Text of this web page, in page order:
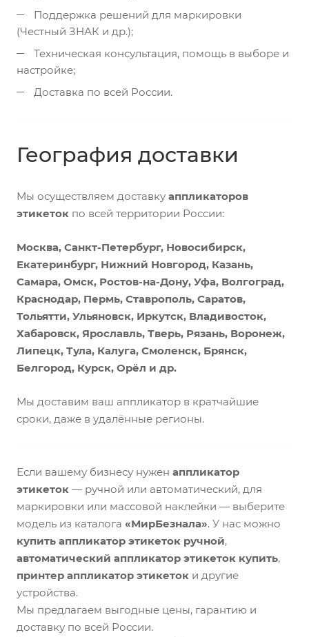
Поддержка решений для маркировки
(Честный ЗНАК и др.);
Техническая консультация, помощь в выборе и
настройке;
Доставка по всей России.
География доставки
Мы осуществляем доставку аппликаторов
этикеток по всей территории России:
Москва, Санкт-Петербург, Новосибирск,
Екатеринбург, Нижний Новгород, Казань,
Самара, Омск, Ростов-на-Дону, Уфа, Волгоград,
Краснодар, Пермь, Ставрополь, Саратов,
Тольятти, Ульяновск, Иркутск, Владивосток,
Хабаровск, Ярославль, Тверь, Рязань, Воронеж,
Липецк, Тула, Калуга, Смоленск, Брянск,
Белгород, Курск, Орёл и др.
Мы доставим ваш аппликатор в кратчайшие
сроки, даже в удалённые регионы.
Если вашему бизнесу нужен аппликатор
этикеток — ручной или автоматический, для
маркировки или массовой наклейки — выберите
модель из каталога «МирБезнала». У нас можно
купить аппликатор этикеток ручной,
автоматический аппликатор этикеток купить,
принтер аппликатор этикеток и другие
устройства.
Мы предлагаем выгодные цены, гарантию и
доставку по всей России.